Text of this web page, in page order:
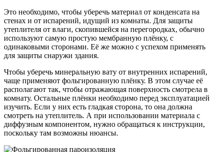
Это необходимо, чтобы уберечь материал от конденсата на
стенах и от испарений, идущий из комнаты. Для защиты
утеплителя от влаги, скопившейся на перегородках, обычно
используют самую простую мембранную плёнку, с
одинаковыми сторонами. Её же можно с успехом применять
для защиты снаружи здания.
Чтобы уберечь минеральную вату от внутренних испарений,
чаще применяют фольгированную плёнку. В этом случае её
располагают так, чтобы отражающая поверхность смотрела в
комнату. Остальные плёнки необходимо перед эксплуатацией
изучить. Если у них есть гладкая сторона, то она должна
смотреть на утеплитель. А при использовании материала с
диффузным компонентом, нужно обращаться к инструкции,
поскольку там возможны нюансы.